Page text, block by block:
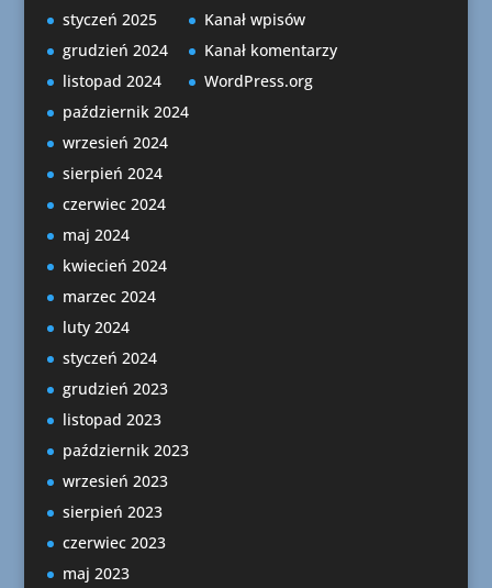
styczeń 2025
grudzień 2024
listopad 2024
październik 2024
wrzesień 2024
sierpień 2024
czerwiec 2024
maj 2024
kwiecień 2024
marzec 2024
luty 2024
styczeń 2024
grudzień 2023
listopad 2023
październik 2023
wrzesień 2023
sierpień 2023
czerwiec 2023
maj 2023
Kanał wpisów
Kanał komentarzy
WordPress.org